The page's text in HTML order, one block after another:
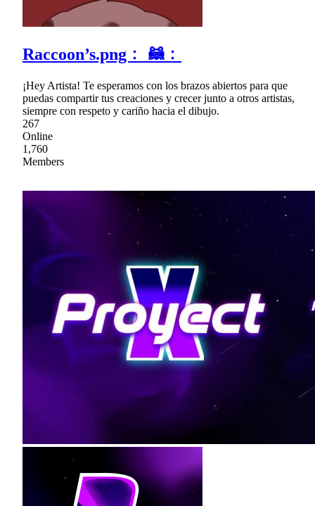
Raccoon’s.png﹕ 🦝﹕
¡Hey Artista! Te esperamos con los brazos abiertos para que
puedas compartir tus creaciones y crecer junto a otros artistas,
siempre con respeto y cariño hacia el dibujo.
267
Online
1,760
Members